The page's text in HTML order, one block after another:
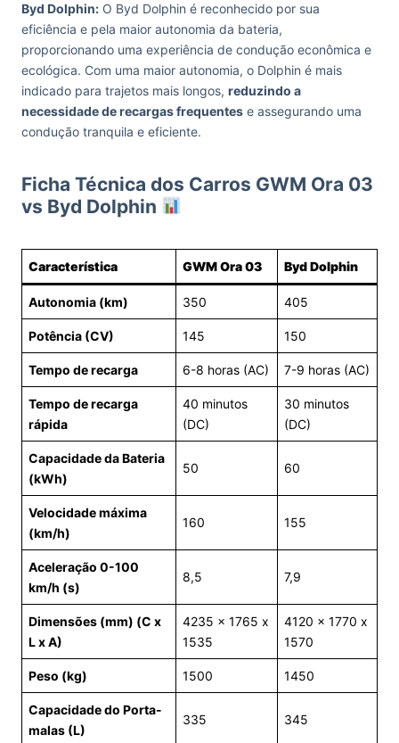
Byd Dolphin: O Byd Dolphin é reconhecido por sua
eficiência e pela maior autonomia da bateria,
proporcionando uma experiência de condução econômica e
ecológica. Com uma maior autonomia, o Dolphin é mais
indicado para trajetos mais longos, reduzindo a
necessidade de recargas frequentes e assegurando uma
condução tranquila e eficiente.
Ficha Técnica dos Carros GWM Ora 03
vs Byd Dolphin
Característica GWM Ora 03 Byd Dolphin
Autonomia (km) 350 405
Potência (CV) 145 150
Tempo de recarga 6-8 horas (AC) 7-9 horas (AC)
Tempo de recarga
rápida
40 minutos
(DC)
30 minutos
(DC)
Capacidade da Bateria
(kWh)
50 60
Velocidade máxima
(km/h)
160 155
Aceleração 0-100
km/h (s)
8,5 7,9
Dimensões (mm) (C x
L x A)
4235 x 1765 x
1535
4120 x 1770 x
1570
Peso (kg) 1500 1450
Capacidade do Porta-
malas (L)
335 345